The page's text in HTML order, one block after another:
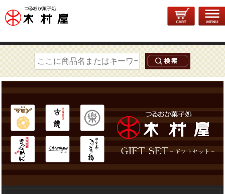
トップページ> 菓子折り・ギフトセット